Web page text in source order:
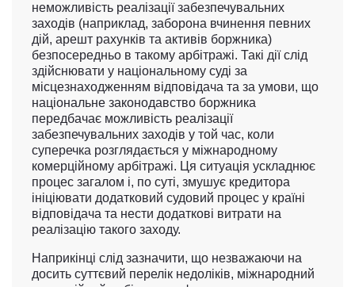
неможливість реалізації забезпечувальних
заходів (наприклад, заборона вчинення певних
дій, арешт рахунків та активів боржника)
безпосередньо в такому арбітражі. Такі дії слід
здійснювати у національному суді за
місцезнаходженням відповідача та за умови, що
національне законодавство боржника
передбачає можливість реалізації
забезпечувальних заходів у той час, коли
суперечка розглядається у міжнародному
комерційному арбітражі. Ця ситуація ускладнює
процес загалом і, по суті, змушує кредитора
ініціювати додатковий судовий процес у країні
відповідача та нести додаткові витрати на
реалізацію такого заходу.
Наприкінці слід зазначити, що незважаючи на
досить суттєвий перелік недоліків, міжнародний